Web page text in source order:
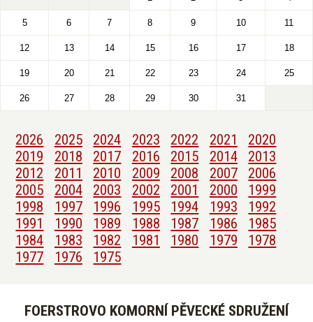
5 6 7 8 9 10 11
12 13 14 15 16 17 18
19 20 21 22 23 24 25
26 27 28 29 30 31
2026 2025 2024 2023 2022 2021
2020
2019
2018 2017 2016 2015 2014
2013
2012
2011 2010 2009 2008 2007
2006
2005
2004 2003 2002 2001 2000
1999
1998
1997 1996 1995 1994 1993
1992
1991
1990 1989 1988 1987 1986
1985
1984
1983 1982 1981 1980 1979
1978
1977
1976 1975
FOERSTROVO KOMORNÍ PĚVECKÉ SDRUŽENÍ